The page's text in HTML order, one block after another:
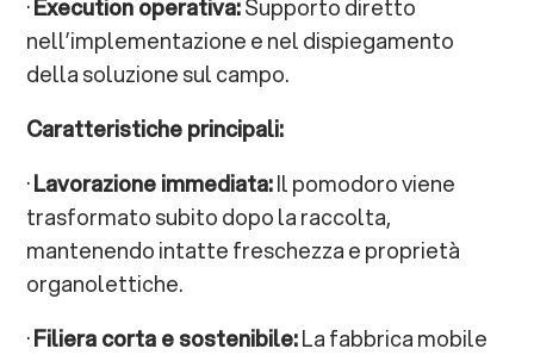
· Execution operativa:Supporto diretto
nell’implementazione e nel dispiegamento
della soluzione sul campo.
Caratteristiche principali:
·Lavorazione immediata:Il pomodoro viene
trasformato subito dopo la raccolta,
mantenendo intatte freschezza e proprietà
organolettiche.
·Filiera corta e sostenibile:La fabbrica mobile